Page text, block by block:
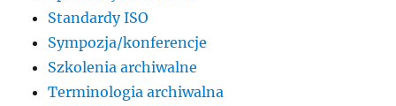
Standardy ISO
Sympozja/konferencje
Szkolenia archiwalne
Terminologia archiwalna